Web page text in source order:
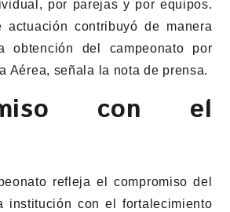
por parejas y por equipos.
actuación contribuyó de manera
obtención del campeonato por
Aérea, señala la nota de prensa.
con el
refleja el compromiso del
institución con el fortalecimiento